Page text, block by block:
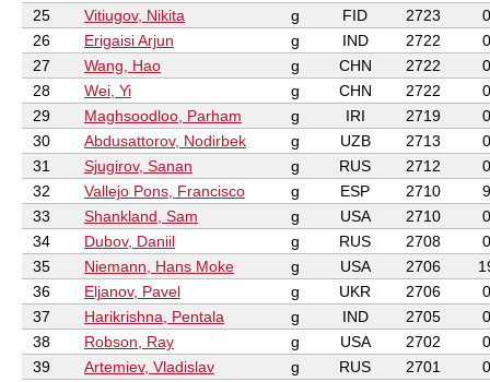
25
Vitiugov, Nikita g FID 2723
0
26
Erigaisi Arjun g IND 2722
0
27
Wang, Hao g CHN 2722
0
28
Wei, Yi g CHN 2722
0
29
Maghsoodloo, Parham g IRI 2719
0
30
Abdusattorov, Nodirbek g UZB 2713
0
31
Sjugirov, Sanan g RUS 2712
0
32
Vallejo Pons, Francisco g ESP 2710
9
33
Shankland, Sam g USA 2710
0
34
Dubov, Daniil g RUS 2708
0
35
Niemann, Hans Moke g USA 2706
36
Eljanov, Pavel g UKR 2706
0
37
Harikrishna, Pentala g IND 2705
0
38
Robson, Ray g USA 2702
0
39
Artemiev, Vladislav g RUS 2701
0